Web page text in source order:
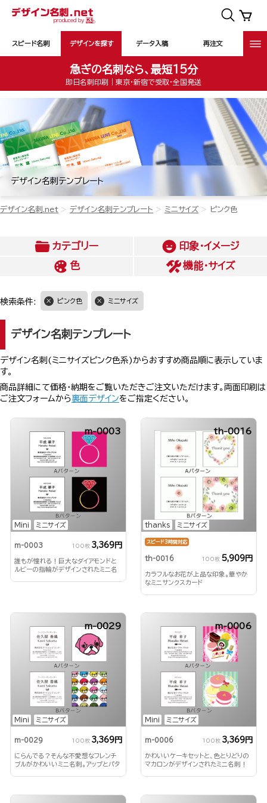
スピード名刺 デザインを探す データ入稿 再注文
急ぎの名刺なら、最短15分
即日名刺印刷｜東京・新宿で受取・全国発送
デザイン名刺テンプレート
デザイン名刺.net デザイン名刺テンプレート ミニサイズ ピンク色
カテゴリー
印象・イメージ
色
機能・サイズ
検索条件: ピンク色 ミニサイズ
デザイン名刺テンプレート
デザイン名刺(ミニサイズピンク色系)からおすすめ商品順に表示していま
す。
商品詳細にて価格・納期をご覧いただきご注文いただけます。両面印刷は
ご注文フォームから裏面デザインをご指定ください。
Mini ミニサイズ
m-0003
m-0003 100枚 3,369円
誰もが憧れる！巨大なダイアモンドと
ルビーの指輪がデザインされたミニ名
thanks ミニサイズ
th-0016
スピード3時間対応
th-0016 100枚 5,909円
カラフルなお花が上品な印象。華やか
なミニサンクスカード
Mini ミニサイズ
m-0029
m-0029 100枚 3,369円
にらんでる？そんな不愛想なフレンチ
ブルがかわいいミニ名刺。アップとパタ
Mini ミニサイズ
m-0006
m-0006 100枚 3,369円
かわいいケーキセットと、色とりどりの
マカロンがデザインされたミニ名刺！